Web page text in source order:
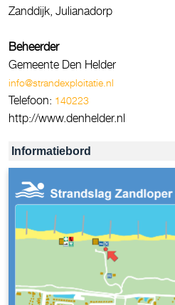
Zanddijk, Julianadorp
Beheerder
Gemeente Den Helder
info@strandexploitatie.nl
Telefoon: 140223
http://www.denhelder.nl
Informatiebord